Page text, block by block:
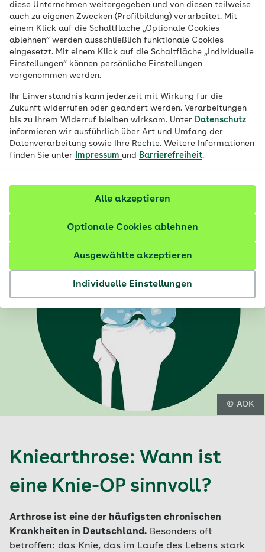
diese Unternehmen weitergegeben und von diesen teilweise
auch zu eigenen Zwecken (Profilbildung) verarbeitet. Mit
einem Klick auf die Schaltfläche „Optionale Cookies
ablehnen“ werden ausschließlich funktionale Cookies
eingesetzt. Mit einem Klick auf die Schaltfläche „Individuelle
Einstellungen“ können persönliche Einstellungen
vorgenommen werden.
Ihr Einverständnis kann jederzeit mit Wirkung für die
Zukunft widerrufen oder geändert werden. Verarbeitungen
bis zu Ihrem Widerruf bleiben wirksam. Unter Datenschutz
informieren wir ausführlich über Art und Umfang der
Datenverarbeitung sowie Ihre Rechte. Weitere Informationen
finden Sie unter
Impressum und Barrierefreiheit.
Individuelle Einstellungen
Ausgewählte akzeptieren
Optionale Cookies ablehnen
Alle akzeptieren
Veröffentlicht am:
23.05.2025 3 Minuten Lesedauer
Knieschmerzen beeinträchtigen Ihren
Alltag? Dann könnte ein künstliches
Kniegelenk helfen. Unser Scrolly-Ratgeber
Knie-OP in einer interaktiven Story –
kompakt aufbereitet und leicht
verständlich.
© AOK
Kniearthrose: Wann ist
eine Knie-OP sinnvoll?
Arthrose ist eine der häufigsten chronischen
Krankheiten in Deutschland. Besonders oft
betroffen: das Knie, das im Laufe des Lebens stark